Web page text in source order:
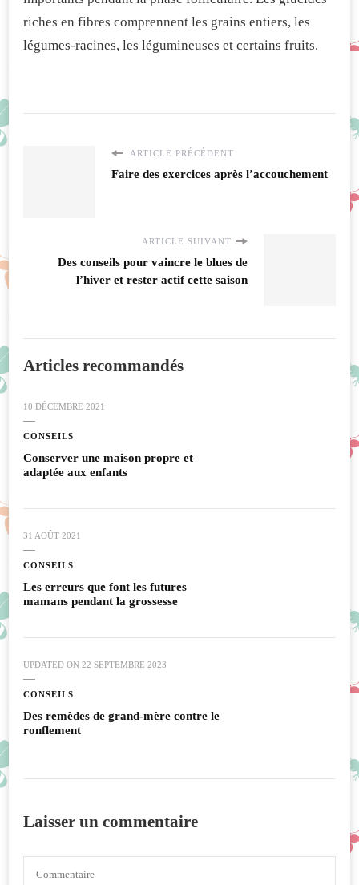
riches en fibres comprennent les grains entiers, les
légumes-racines, les légumineuses et certains fruits.
ARTICLE PRÉCÉDENT
Faire des exercices après l’accouchement
ARTICLE SUIVANT
Des conseils pour vaincre le blues de
l’hiver et rester actif cette saison
Articles recommandés
10 DÉCEMBRE 2021
CONSEILS
Conserver une maison propre et
adaptée aux enfants
31 AOÛT 2021
CONSEILS
Les erreurs que font les futures
mamans pendant la grossesse
UPDATED ON 22 SEPTEMBRE 2023
CONSEILS
Des remèdes de grand-mère contre le
ronflement
Laisser un commentaire